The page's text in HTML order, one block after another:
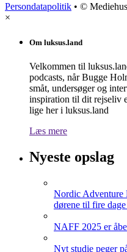
Persondatapolitik • ©
×
Om luksus.land
Velkommen til
podcasts, når Bugge
småt, undersøger og
inspiration til dit rejseliv
lige her i luksus.land
Læs mere
Nyeste opslag
Nordic Adventure
dørene til fire
NAFF 2025 er
Nyt studie peger